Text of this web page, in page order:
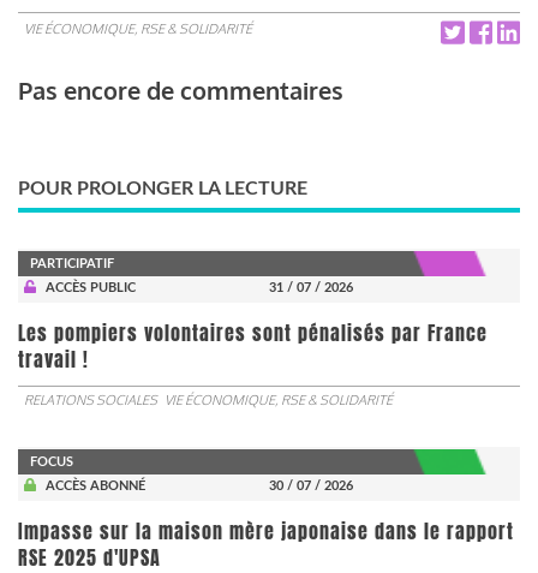
VIE ÉCONOMIQUE, RSE & SOLIDARITÉ
Pas encore de commentaires
POUR PROLONGER LA LECTURE
PARTICIPATIF
ACCÈS PUBLIC
31 / 07 / 2026
Les pompiers volontaires sont pénalisés par France
travail !
RELATIONS SOCIALES VIE ÉCONOMIQUE, RSE & SOLIDARITÉ
FOCUS
ACCÈS ABONNÉ
30 / 07 / 2026
Impasse sur la maison mère japonaise dans le rapport
RSE 2025 d'UPSA